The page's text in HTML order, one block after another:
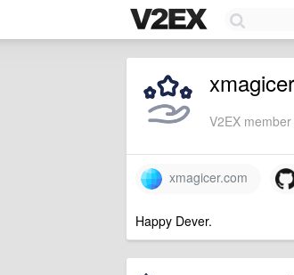
xmagicer
V2EX
xmagicer.com
Happy Dever.